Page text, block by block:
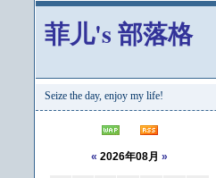
菲儿's 部落格
Seize the day, enjoy my life!
« 2026年08月 »